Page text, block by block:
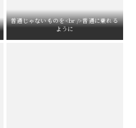
普通じゃないものを<br />普通に乗れる
ように